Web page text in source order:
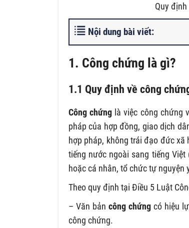
Quy
Nội dung bài viết:
1. Công chứng là gì?
1.1 Quy định về công
Công chứng là việc công chứng
pháp của hợp đồng, giao dịch
hợp pháp, không trái đạo đức
tiếng nước ngoài sang tiếng
hoặc cá nhân, tổ chức tự nguyện
Theo quy định tại Điều 5 Luật
– Văn bảncông chứng có hiệu
công chứng.